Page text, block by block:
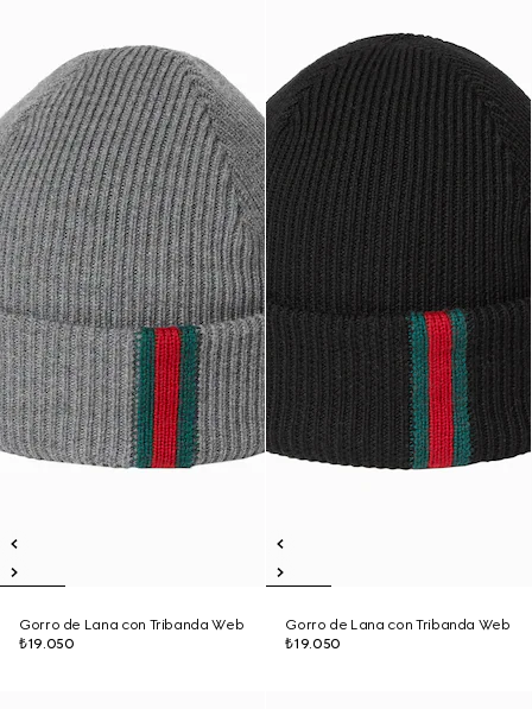
Gorro de Lana con Tribanda Web
₺19.050
Gorro de Lana con Tribanda Web
₺19.050